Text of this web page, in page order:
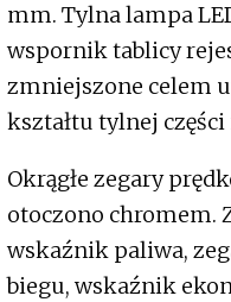
mm. Tylna lampa
wspornik tablicy
zmniejszone celem
kształtu tylnej
Okrągłe zegary
otoczono chromem.
wskaźnik paliwa,
biegu, wskaźnik